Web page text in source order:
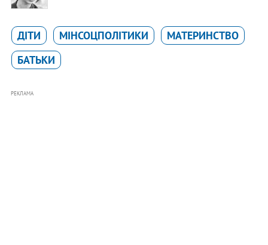
ДІТИ МІНСОЦПОЛІТИКИ
МАТЕРИНСТВО
БАТЬКИ
РЕКЛАМА